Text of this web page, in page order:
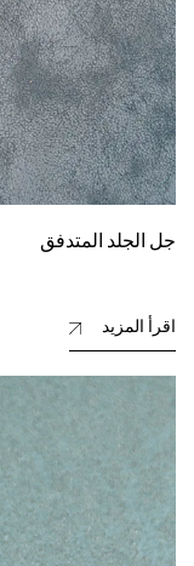
جل الجلد المتدفق
اقرأ المزيد